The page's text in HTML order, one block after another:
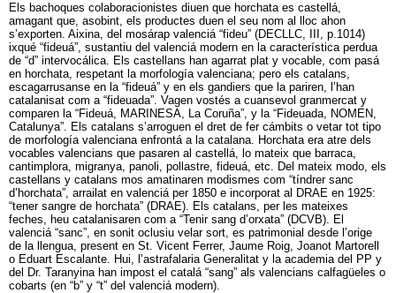
Els bachoques colaboracionistes diuen que horchata es castellá,
amagant que, asobint, els productes duen el seu nom al lloc ahon
s’exporten. Aixina, del mosárap valenciá “fideu” (DECLLC, III, p.1014)
ixqué “fideuá”, sustantiu del valenciá modern en la característica perdua
de “d” intervocálica. Els castellans han agarrat plat y vocable, com pasá
en horchata, respetant la morfología valenciana; pero els catalans,
escagarrusanse en la “fideuá” y en els gandiers que la pariren, l’han
catalanisat com a “fideuada”. Vagen vostés a cuansevol granmercat y
comparen la “Fideuá, MARINESA, La Coruña”, y la “Fideuada, NOMEN,
Catalunya”. Els catalans s’arroguen el dret de fer cámbits o vetar tot tipo
de morfología valenciana enfrontá a la catalana. Horchata era atre dels
vocables valencians que pasaren al castellá, lo mateix que barraca,
cantimplora, migranya, panoli, pollastre, fideuá, etc. Del mateix modo, els
castellans y catalans mos amatinaren modismes com “tíndrer sanc
d’horchata”, arrailat en valenciá per 1850 e incorporat al DRAE en 1925:
“tener sangre de horchata” (DRAE). Els catalans, per les mateixes
feches, heu catalanisaren com a “Tenir sang d’orxata” (DCVB). El
valenciá “sanc”, en sonit oclusiu velar sort, es patrimonial desde l’orige
de la llengua, present en St. Vicent Ferrer, Jaume Roig, Joanot Martorell
o Eduart Escalante. Hui, l’astrafalaria Generalitat y la academia del PP y
del Dr. Taranyina han impost el catalá “sang” als valencians calfagüeles o
cobarts (en “b” y “t” del valenciá modern).